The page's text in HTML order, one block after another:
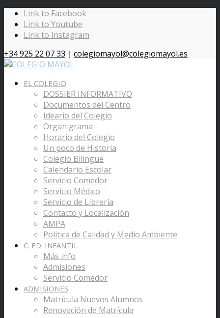
Link to Facebook
Link to Youtube
Link to Instagram
+34 925 22 07 33 | colegiomayol@colegiomayol.es
EL COLEGIO
DOSSIER INFORMATIVO
Documentos del Centro
Ideario del Colegio
Organigrama
Horario del Colegio
Un poco de Historia
Colegio Bilingüe
Calendario Escolar
Servicio Comedor
Servicio Médico
Servicio de Librería
Contacto y Localización
AMPA
Política de Calidad y Medio Ambiente
C. ED. INFANTIL
Más info
Admisiones
Servicio Comedor
ADMISIONES
Matrícula Nuevos Alumnos
Renovación de Matrícula